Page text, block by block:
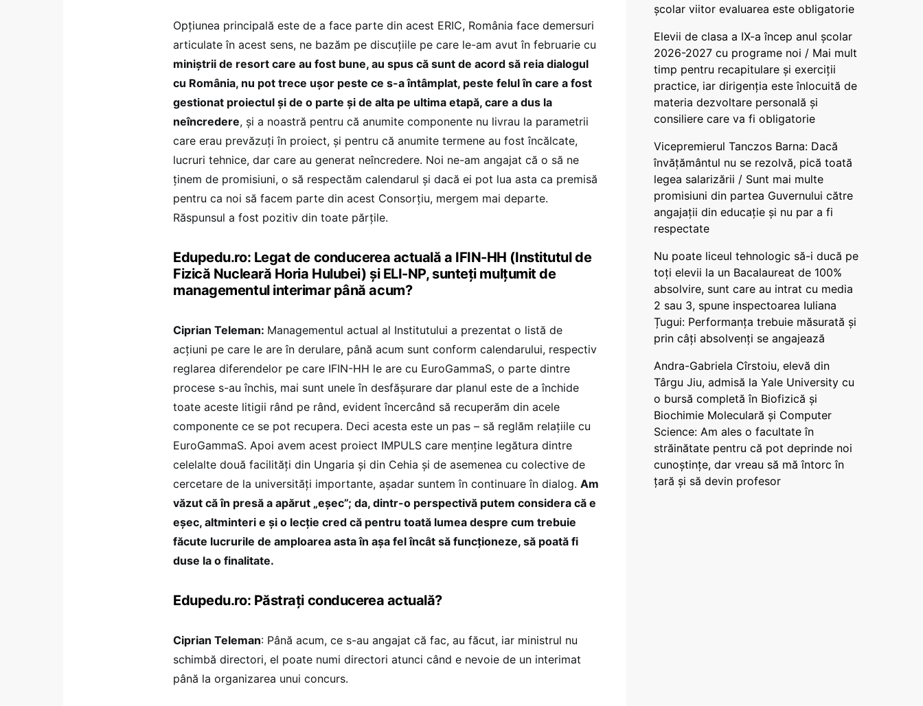
Opțiunea principală este de a face parte din acest ERIC, România face demersuri
articulate în acest sens, ne bazăm pe discuțiile pe care le-am avut în februarie cu
miniștrii de resort care au fost bune, au spus că sunt de acord să reia dialogul
cu România, nu pot trece ușor peste ce s-a întâmplat, peste felul în care a fost
gestionat proiectul și de o parte și de alta pe ultima etapă, care a dus la
neîncredere, și a noastră pentru că anumite componente nu livrau la parametrii
care erau prevăzuți în proiect, și pentru că anumite termene au fost încălcate,
lucruri tehnice, dar care au generat neîncredere. Noi ne-am angajat că o să ne
ținem de promisiuni, o să respectăm calendarul și dacă ei pot lua asta ca premisă
pentru ca noi să facem parte din acest Consorțiu, mergem mai departe.
Răspunsul a fost pozitiv din toate părțile.
Edupedu.ro: Legat de conducerea actuală a IFIN-HH (Institutul de
Fizică Nucleară Horia Hulubei) și ELI-NP, sunteți mulțumit de
managementul interimar până acum?
Ciprian Teleman: Managementul actual al Institutului a prezentat o listă de
acțiuni pe care le are în derulare, până acum sunt conform calendarului, respectiv
reglarea diferendelor pe care IFIN-HH le are cu EuroGammaS, o parte dintre
procese s-au închis, mai sunt unele în desfășurare dar planul este de a închide
toate aceste litigii rând pe rând, evident încercând să recuperăm din acele
componente ce se pot recupera. Deci acesta este un pas – să reglăm relațiile cu
EuroGammaS. Apoi avem acest proiect IMPULS care menține legătura dintre
celelalte două facilități din Ungaria și din Cehia și de asemenea cu colective de
cercetare de la universități importante, așadar suntem în continuare în dialog. Am
văzut că în presă a apărut „eșec”; da, dintr-o perspectivă putem considera că e
eșec, altminteri e și o lecție cred că pentru toată lumea despre cum trebuie
făcute lucrurile de amploarea asta în așa fel încât să funcționeze, să poată fi
duse la o finalitate.
Edupedu.ro: Păstrați conducerea actuală?
Ciprian Teleman: Până acum, ce s-au angajat că fac, au făcut, iar ministrul nu
schimbă directori, el poate numi directori atunci când e nevoie de un interimat
până la organizarea unui concurs.
școlar viitor evaluarea este obligatorie
Elevii de clasa a IX-a încep anul școlar
2026-2027 cu programe noi / Mai mult
timp pentru recapitulare și exerciții
practice, iar dirigenția este înlocuită de
materia dezvoltare personală și
consiliere care va fi obligatorie
Vicepremierul Tanczos Barna: Dacă
învățământul nu se rezolvă, pică toată
legea salarizării / Sunt mai multe
promisiuni din partea Guvernului către
angajații din educație și nu par a fi
respectate
Nu poate liceul tehnologic să-i ducă pe
toți elevii la un Bacalaureat de 100%
absolvire, sunt care au intrat cu media
2 sau 3, spune inspectoarea Iuliana
Țugui: Performanța trebuie măsurată și
prin câți absolvenți se angajează
Andra-Gabriela Cîrstoiu, elevă din
Târgu Jiu, admisă la Yale University cu
o bursă completă în Biofizică și
Biochimie Moleculară și Computer
Science: Am ales o facultate în
străinătate pentru că pot deprinde noi
cunoștințe, dar vreau să mă întorc în
țară și să devin profesor